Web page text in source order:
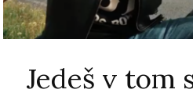
Jedeš v tom